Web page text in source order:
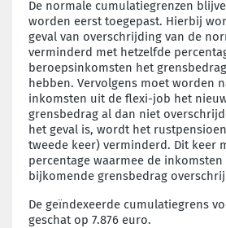
De normale cumulatiegrenzen
worden eerst toegepast. Hierbij
geval van overschrijding van de
verminderd met hetzelfde
beroepsinkomsten het
hebben. Vervolgens moet worden
inkomsten uit de flexi-job het
grensbedrag al dan niet
het geval is, wordt het
tweede keer) verminderd. Dit keer
percentage waarmee de
bijkomende grensbedrag
De geïndexeerde cumulatiegrens
geschat op 7.876 euro.